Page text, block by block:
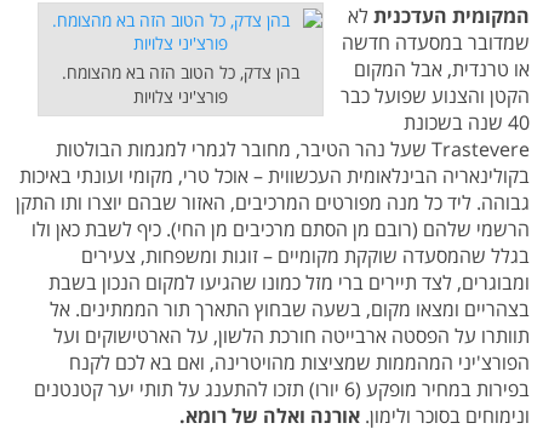
בהן צדק, כל הטוב הזה בא מהצומח.
פורצ'יני צלויות
המקומית העדכניתלא
שמדובר במסעדה חדשה
או טרנדית, אבל המקום
הקטן והצנוע שפועל כבר
40 שנה בשכונת
Trastevere שעל נהר הטיבר, מחובר לגמרי למגמות הבולטות
בקולינאריה הבינלאומית העכשווית – אוכל טרי, מקומי ועונתי באיכות
גבוהה. ליד כל מנה מפורטים המרכיבים, האזור שבהם יוצרו ותו התקן
הרשמי שלהם (רובם מן הסתם מרכיבים מן החי). כיף לשבת כאן ולו
בגלל שהמסעדה שוקקת מקומיים – זוגות ומשפחות, צעירים
ומבוגרים, לצד תיירים ברי מזל כמונו שהגיעו למקום הנכון בשבת
בצהריים ומצאו מקום, בשעה שבחוץ התארך תור הממתינים. אל
תוותרו על הפסטה ארבייטה חורכת הלשון, על הארטישוקים ועל
הפורצ'יני המהממות שמציצות מהויטרינה, ואם בא לכם לקנח
בפירות במחיר מופקע (6 יורו) תזכו להתענג על תותי יער קטנטנים
ונימוחים בסוכר ולימון. אורנה ואלה של רומא.